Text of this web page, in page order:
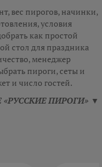
вес пирогов, начинки,
условия
как простой
стол для праздника
менеджер
пироги, сеты и
и число гостей.
ПИРОГИ» ▼